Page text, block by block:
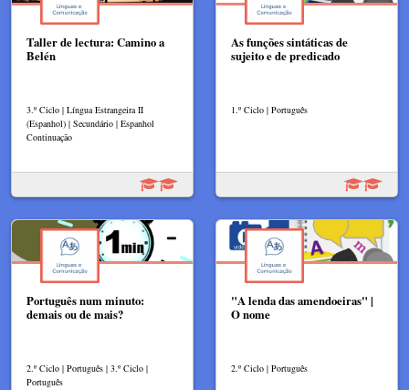
Taller de lectura: Camino a
Belén
3.º Ciclo | Língua Estrangeira II
(Espanhol) | Secundário | Espanhol
Continuação
As funções sintáticas de
sujeito e de predicado
1.º Ciclo | Português
Português num minuto:
demais ou de mais?
2.º Ciclo | Português | 3.º Ciclo |
Português
"A lenda das amendoeiras" |
O nome
2.º Ciclo | Português